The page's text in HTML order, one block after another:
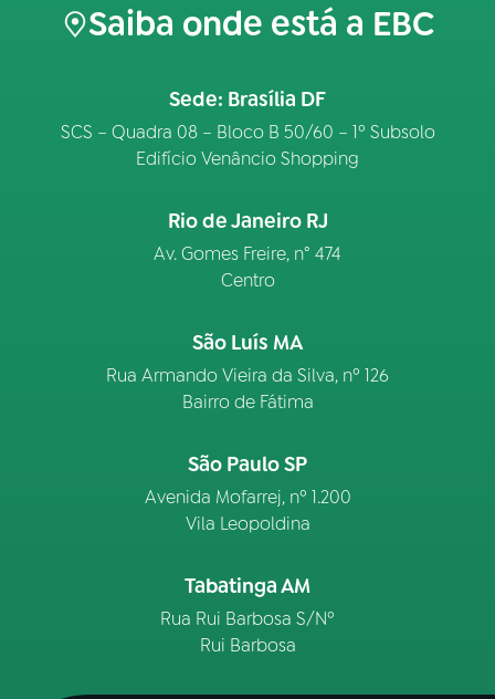
Saiba onde está a EBC
Sede: Brasília DF
SCS – Quadra 08 – Bloco B 50/60 – 1º Subsolo
Edifício Venâncio Shopping
Rio de Janeiro RJ
Av. Gomes Freire, n° 474
Centro
São Luís MA
Rua Armando Vieira da Silva, nº 126
Bairro de Fátima
São Paulo SP
Avenida Mofarrej, nº 1.200
Vila Leopoldina
Tabatinga AM
Rua Rui Barbosa S/Nº
Rui Barbosa